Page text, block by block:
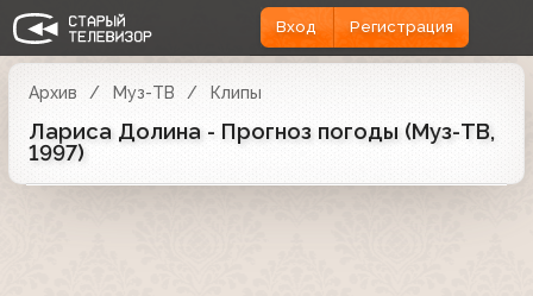
Вход Регистрация
Архив Муз-ТВ Клипы
Лариса Долина - Прогноз погоды (Муз-ТВ,
1997)